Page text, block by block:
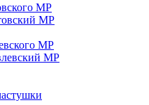
МР
МР
МР
МР